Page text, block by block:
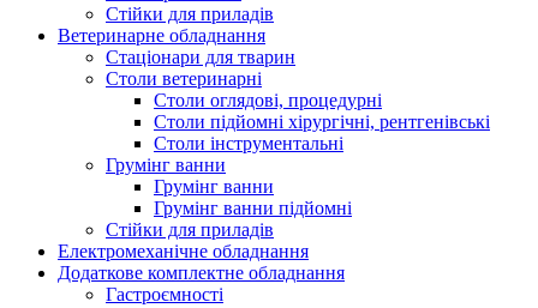
Стійки для приладів
Ветеринарне обладнання
Стаціонари для тварин
Столи ветеринарні
Столи оглядові, процедурні
Столи підйомні хірургічні, рентгенівські
Столи інструментальні
Грумінг ванни
Грумінг ванни
Грумінг ванни підйомні
Стійки для приладів
Електромеханічне обладнання
Додаткове комплектне обладнання
Гастроємності